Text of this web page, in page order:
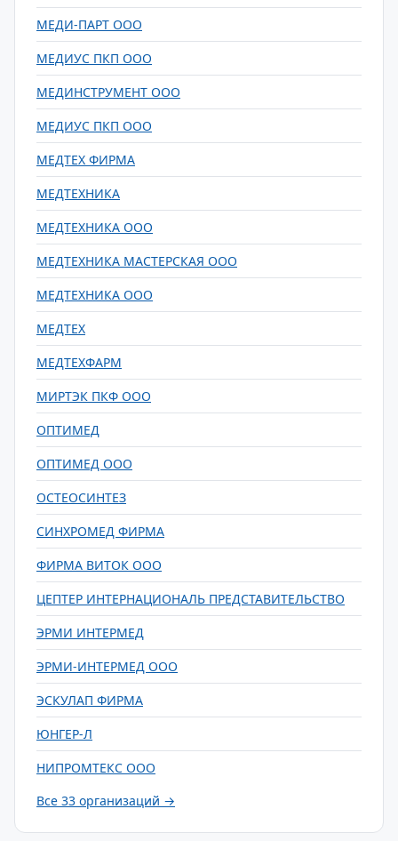
МЕДИ-ПАРТ ООО
МЕДИУС ПКП ООО
МЕДИНСТРУМЕНТ ООО
МЕДИУС ПКП ООО
МЕДТЕХ ФИРМА
МЕДТЕХНИКА
МЕДТЕХНИКА ООО
МЕДТЕХНИКА МАСТЕРСКАЯ ООО
МЕДТЕХНИКА ООО
МЕДТЕХ
МЕДТЕХФАРМ
МИРТЭК ПКФ ООО
ОПТИМЕД
ОПТИМЕД ООО
ОСТЕОСИНТЕЗ
СИНХРОМЕД ФИРМА
ФИРМА ВИТОК ООО
ЦЕПТЕР ИНТЕРНАЦИОНАЛЬ ПРЕДСТАВИТЕЛЬСТВО
ЭРМИ ИНТЕРМЕД
ЭРМИ-ИНТЕРМЕД ООО
ЭСКУЛАП ФИРМА
ЮНГЕР-Л
НИПРОМТЕКС ООО
Все 33 организаций →